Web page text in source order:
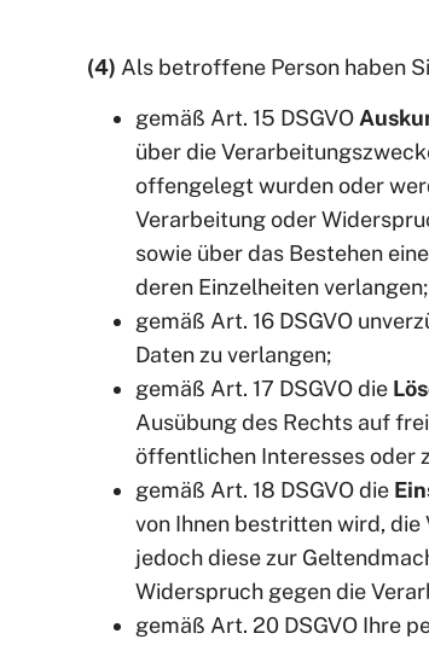
(4) Als betroffene Person haben
gemäß Art. 15 DSGVO
über die
offengelegt wurden oder
Verarbeitung oder
sowie über das Bestehen
deren Einzelheiten verlangen;
gemäß Art. 16 DSGVO
Daten zu verlangen;
gemäß Art. 17 DSGVO die
Ausübung des Rechts auf
öffentlichen Interesses oder
gemäß Art. 18 DSGVO die
von Ihnen bestritten wird,
jedoch diese zur
Widerspruch gegen die
gemäß Art. 20 DSGVO Ihre